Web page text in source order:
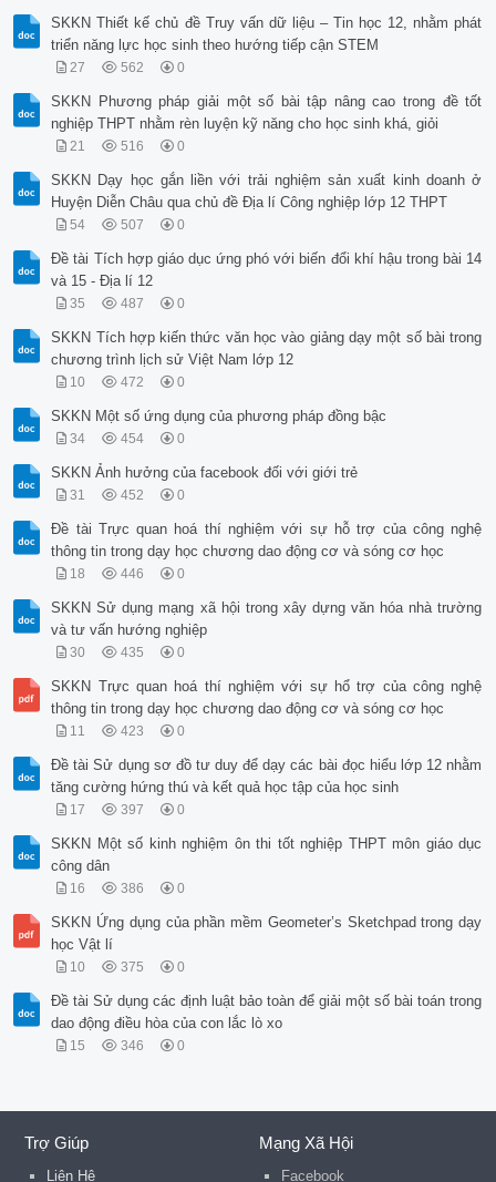
SKKN Thiết kế chủ đề Truy vấn dữ liệu – Tin học 12, nhằm phát
triển năng lực học sinh theo hướng tiếp cận STEM
27 562 0
SKKN Phương pháp giải một số bài tập nâng cao trong đề tốt
nghiệp THPT nhằm rèn luyện kỹ năng cho học sinh khá, giỏi
21 516 0
SKKN Dạy học gắn liền với trải nghiệm sản xuất kinh doanh ở
Huyện Diễn Châu qua chủ đề Địa lí Công nghiệp lớp 12 THPT
54 507 0
Đề tài Tích hợp giáo dục ứng phó với biến đổi khí hậu trong bài 14
và 15 - Địa lí 12
35 487 0
SKKN Tích hợp kiến thức văn học vào giảng dạy một số bài trong
chương trình lịch sử Việt Nam lớp 12
10 472 0
SKKN Một số ứng dụng của phương pháp đồng bậc
34 454 0
SKKN Ảnh hưởng của facebook đối với giới trẻ
31 452 0
Đề tài Trực quan hoá thí nghiệm với sự hỗ trợ của công nghệ
thông tin trong dạy học chương dao động cơ và sóng cơ học
18 446 0
SKKN Sử dụng mạng xã hội trong xây dựng văn hóa nhà trường
và tư vấn hướng nghiệp
30 435 0
SKKN Trực quan hoá thí nghiệm với sự hổ trợ của công nghệ
thông tin trong dạy học chương dao động cơ và sóng cơ học
11 423 0
Đề tài Sử dụng sơ đồ tư duy để dạy các bài đọc hiểu lớp 12 nhằm
tăng cường hứng thú và kết quả học tập của học sinh
17 397 0
SKKN Một số kinh nghiệm ôn thi tốt nghiệp THPT môn giáo dục
công dân
16 386 0
SKKN Ứng dụng của phần mềm Geometer’s Sketchpad trong dạy
học Vật lí
10 375 0
Đề tài Sử dụng các định luật bảo toàn để giải một số bài toán trong
dao động điều hòa của con lắc lò xo
15 346 0
Trợ Giúp
Liên Hệ
Mạng Xã Hội
Facebook